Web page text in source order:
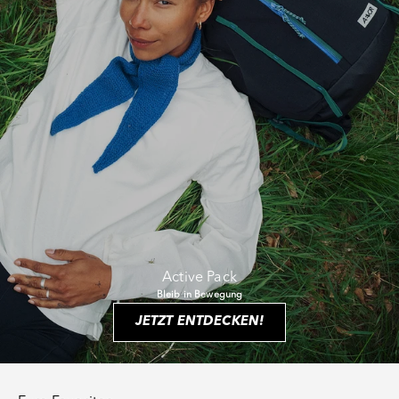
Active Pack
Bleib in Bewegung
JETZT ENTDECKEN!